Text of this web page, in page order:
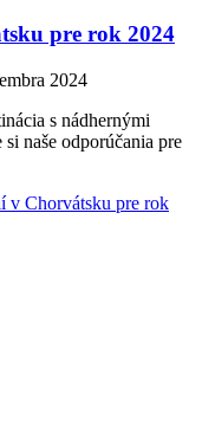
pre rok 2024
2024
s nádhernými
naše odporúčania pre
v Chorvátsku pre rok